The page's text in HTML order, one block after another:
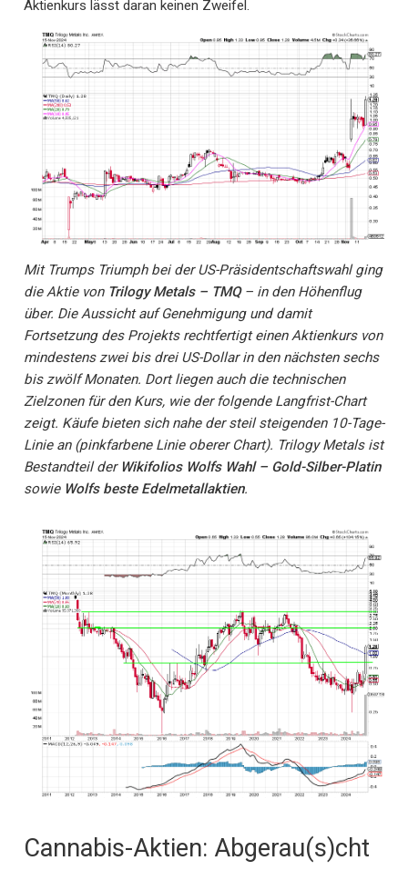
Aktienkurs lässt daran keinen Zweifel.
Mit Trumps Triumph bei der US-Präsidentschaftswahl ging
die Aktie von Trilogy Metals – TMQ– in den Höhenflug
über. Die Aussicht auf Genehmigung und damit
Fortsetzung des Projekts rechtfertigt einen Aktienkurs von
mindestens zwei bis drei US-Dollar in den nächsten sechs
bis zwölf Monaten. Dort liegen auch die technischen
Zielzonen für den Kurs, wie der folgende Langfrist-Chart
zeigt. Käufe bieten sich nahe der steil steigenden 10-Tage-
Linie an (pinkfarbene Linie oberer Chart). Trilogy Metals ist
Bestandteil der Wikifolios Wolfs Wahl – Gold-Silber-Platin
sowie Wolfs beste Edelmetallaktien.
Cannabis-Aktien: Abgerau(s)cht